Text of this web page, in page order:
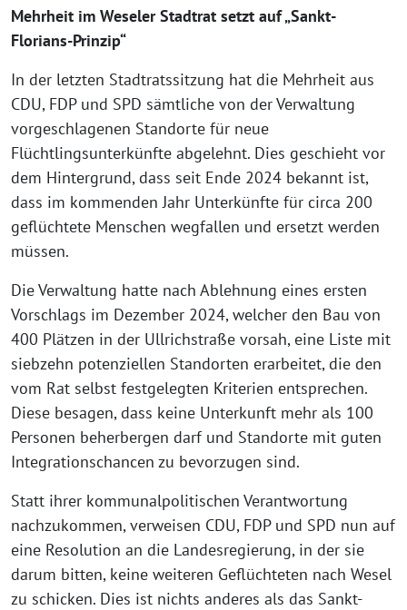
Mehrheit im Weseler Stadtrat setzt auf „Sankt-
Florians-Prinzip“
In der letzten Stadtratssitzung hat die Mehrheit aus
CDU, FDP und SPD sämtliche von der Verwaltung
vorgeschlagenen Standorte für neue
Flüchtlingsunterkünfte abgelehnt. Dies geschieht vor
dem Hintergrund, dass seit Ende 2024 bekannt ist,
dass im kommenden Jahr Unterkünfte für circa 200
geflüchtete Menschen wegfallen und ersetzt werden
müssen.
Die Verwaltung hatte nach Ablehnung eines ersten
Vorschlags im Dezember 2024, welcher den Bau von
400 Plätzen in der Ullrichstraße vorsah, eine Liste mit
siebzehn potenziellen Standorten erarbeitet, die den
vom Rat selbst festgelegten Kriterien entsprechen.
Diese besagen, dass keine Unterkunft mehr als 100
Personen beherbergen darf und Standorte mit guten
Integrationschancen zu bevorzugen sind.
Statt ihrer kommunalpolitischen Verantwortung
nachzukommen, verweisen CDU, FDP und SPD nun auf
eine Resolution an die Landesregierung, in der sie
darum bitten, keine weiteren Geflüchteten nach Wesel
zu schicken. Dies ist nichts anderes als das Sankt-